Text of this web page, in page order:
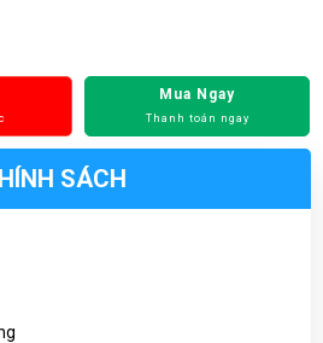
Mua Ngay
Thanh toán ngay
SÁCH